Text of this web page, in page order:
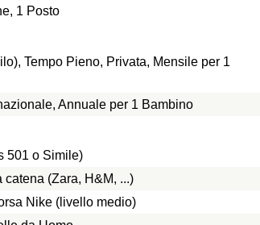
1 Posto
Tempo Pieno, Privata, Mensile per 1
Annuale per 1 Bambino
501 o Simile)
catena (Zara, H&M, ...)
Nike (livello medio)